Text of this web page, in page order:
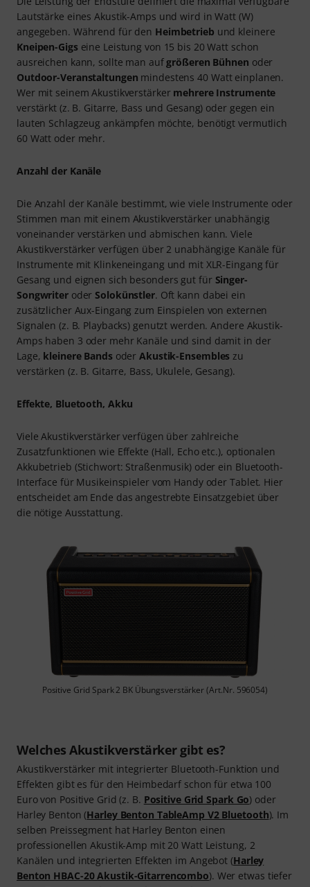
Lautstärke eines Akustik-Amps und wird in Watt (W)
angegeben. Während für den Heimbetrieb und kleinere
Kneipen-Gigseine Leistung von 15 bis 20 Watt schon
ausreichen kann, sollte man aufgrößeren Bühnen oder
Outdoor-Veranstaltungen mindestens 40 Watt einplanen.
Wer mit seinem Akustikverstärker mehrere Instrumente
verstärkt (z. B. Gitarre, Bass und Gesang) oder gegen ein
lauten Schlagzeug ankämpfen möchte, benötigt vermutlich
60 Watt oder mehr.
Anzahl der Kanäle
Die Anzahl der Kanäle bestimmt, wie viele Instrumente oder
Stimmen man mit einem Akustikverstärker unabhängig
voneinander verstärken und abmischen kann. Viele
Akustikverstärker verfügen über 2 unabhängige Kanäle für
Instrumente mit Klinkeneingang und mit XLR-Eingang für
Gesang und eignen sich besonders gut für Singer-
SongwriteroderSolokünstler. Oft kann dabei ein
zusätzlicher Aux-Eingang zum Einspielen von externen
Signalen (z. B. Playbacks) genutzt werden. Andere Akustik-
Amps haben 3 oder mehr Kanäle und sind damit in der
Lage, kleinere BandsoderAkustik-Ensembles zu
verstärken (z. B. Gitarre, Bass, Ukulele, Gesang).
Effekte, Bluetooth, Akku
Viele Akustikverstärker verfügen über zahlreiche
Zusatzfunktionen wie Effekte (Hall, Echo etc.), optionalen
Akkubetrieb (Stichwort: Straßenmusik) oder ein Bluetooth-
Interface für Musikeinspieler vom Handy oder Tablet. Hier
entscheidet am Ende das angestrebte Einsatzgebiet über
die nötige Ausstattung.
Positive Grid Spark 2 BK Übungsverstärker (Art.Nr. 596054)
Welches Akustikverstärker gibt es?
Akustikverstärker mit integrierter Bluetooth-Funktion und
Effekten gibt es für den Heimbedarf schon für etwa 100
Euro von Positive Grid (z. B. Positive Grid Spark Go) oder
Harley Benton (Harley Benton TableAmp V2 Bluetooth). Im
selben Preissegment hat Harley Benton einen
professionellen Akustik-Amp mit 20 Watt Leistung, 2
Kanälen und integrierten Effekten im Angebot (Harley
Benton HBAC-20 Akustik-Gitarrencombo). Wer etwas tiefer